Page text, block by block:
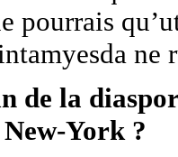
pourrais
ne
de la
York ?